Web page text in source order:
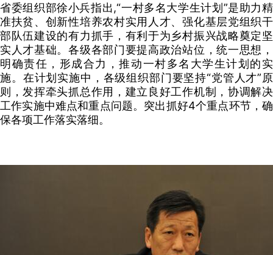
省委组织部徐小兵指出,“一村多名大学生计划”是助力精
准扶贫、创新性培养农村实用人才、强化基层党组织干
部队伍建设的有力抓手，有利于为乡村振兴战略奠定坚
实人才基础。各级各部门要提高政治站位，统一思想，
明确责任，形成合力，推动一村多名大学生计划的实
施。在计划实施中，各级组织部门要坚持“党管人才”原
则，发挥牵头抓总作用，建立良好工作机制，协调解决
工作实施中难点和重点问题。突出抓好4个重点环节，确
保各项工作落实落细。